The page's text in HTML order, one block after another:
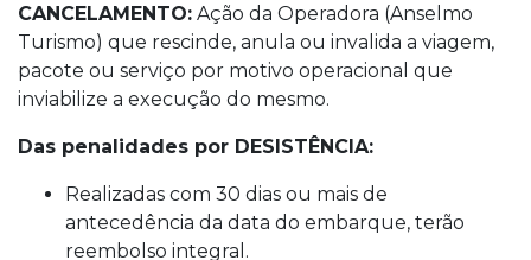
CANCELAMENTO: Ação da Operadora (Anselmo
Turismo) que rescinde, anula ou invalida a viagem,
pacote ou serviço por motivo operacional que
inviabilize a execução do mesmo.
Das penalidades por DESISTÊNCIA:
Realizadas com 30 dias ou mais de
antecedência da data do embarque, terão
reembolso integral.